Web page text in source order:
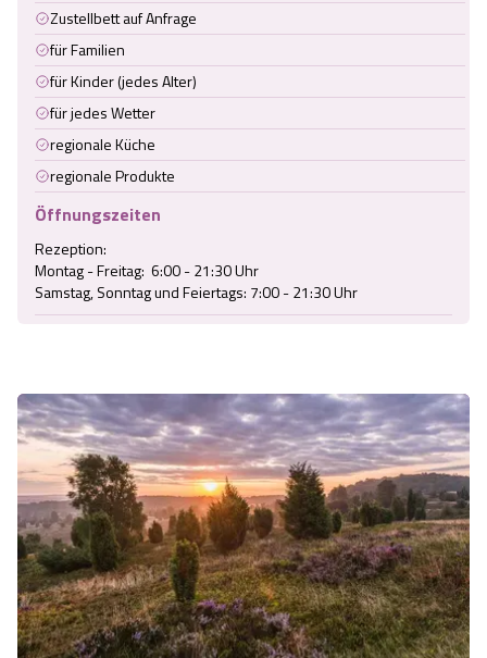
Zustellbett auf Anfrage
für Familien
für Kinder (jedes Alter)
für jedes Wetter
regionale Küche
regionale Produkte
Öffnungszeiten
Rezeption:
Montag - Freitag:  6:00 - 21:30 Uhr
Samstag, Sonntag und Feiertags: 7:00 - 21:30 Uhr